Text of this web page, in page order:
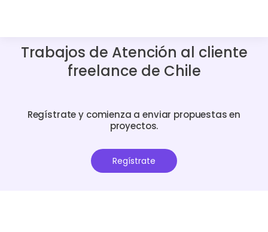
Trabajos de Atención al cliente
freelance de Chile
Regístrate y comienza a enviar propuestas en
proyectos.
Regístrate